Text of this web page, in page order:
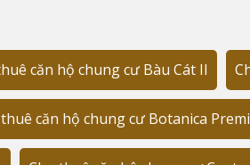
nghiệp lân cận
căn hộ chung cư Bàu Cát II
căn hộ chung cư Botanica